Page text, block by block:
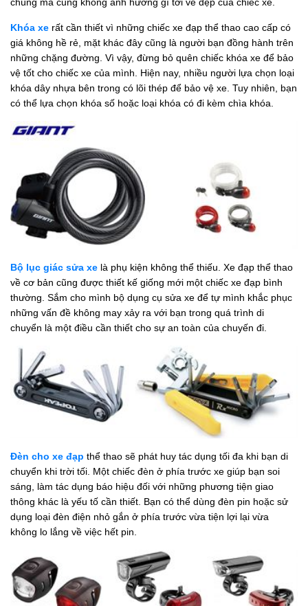
Khóa xe rất cần thiết vì những chiếc xe đạp thể thao cao cấp có
giá không hề rẻ, mặt khác đây cũng là người bạn đồng hành trên
những chặng đường. Vì vậy, đừng bỏ quên chiếc khóa xe để bảo
vệ tốt cho chiếc xe của mình. Hiện nay, nhiều người lựa chọn loại
khóa dây nhựa bên trong có lõi thép để bảo vệ xe. Tuy nhiên, bạn
có thể lựa chọn khóa số hoặc loại khóa có đi kèm chìa khóa.
Bộ lục giác sửa xe là phụ kiện không thể thiếu. Xe đạp thể thao
về cơ bản cũng được thiết kế giống mới một chiếc xe đạp bình
thường. Sắm cho mình bộ dụng cụ sửa xe để tự mình khắc phục
những vấn đề không may xảy ra với bạn trong quá trình di
chuyển là một điều cần thiết cho sự an toàn của chuyến đi.
Đèn cho xe đạp thể thao sẽ phát huy tác dụng tối đa khi bạn di
chuyển khi trời tối. Một chiếc đèn ở phía trước xe giúp bạn soi
sáng, làm tác dụng báo hiệu đối với những phương tiện giao
thông khác là yếu tố cần thiết. Bạn có thể dùng đèn pin hoặc sử
dụng loại đèn điện nhỏ gắn ở phía trước vừa tiện lợi lại vừa
không lo lắng về việc hết pin.